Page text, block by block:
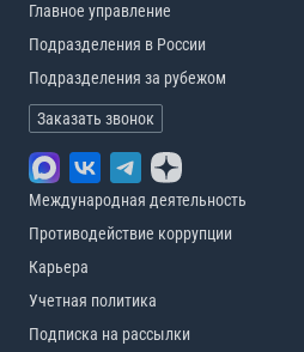
Главное управление
Подразделения в России
Подразделения за рубежом
Заказать звонок
Международная деятельность
Противодействие коррупции
Карьера
Учетная политика
Подписка на рассылки